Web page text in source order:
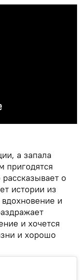
а запала
пригодятся
о
истории из
и
и хочется
и хорошо